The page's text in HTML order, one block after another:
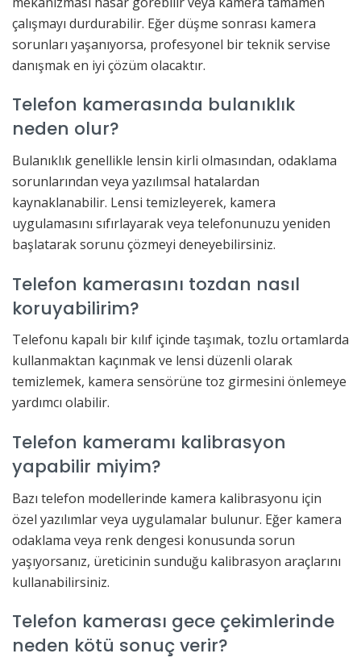
çalışmayı durdurabilir. Eğer düşme sonrası kamera
sorunları yaşanıyorsa, profesyonel bir teknik servise
danışmak en iyi çözüm olacaktır.
Telefon kamerasında bulanıklık
neden olur?
Bulanıklık genellikle lensin kirli olmasından, odaklama
sorunlarından veya yazılımsal hatalardan
kaynaklanabilir. Lensi temizleyerek, kamera
uygulamasını sıfırlayarak veya telefonunuzu yeniden
başlatarak sorunu çözmeyi deneyebilirsiniz.
Telefon kamerasını tozdan nasıl
koruyabilirim?
Telefonu kapalı bir kılıf içinde taşımak, tozlu ortamlarda
kullanmaktan kaçınmak ve lensi düzenli olarak
temizlemek, kamera sensörüne toz girmesini önlemeye
yardımcı olabilir.
Telefon kameramı kalibrasyon
yapabilir miyim?
Bazı telefon modellerinde kamera kalibrasyonu için
özel yazılımlar veya uygulamalar bulunur. Eğer kamera
odaklama veya renk dengesi konusunda sorun
yaşıyorsanız, üreticinin sunduğu kalibrasyon araçlarını
kullanabilirsiniz.
Telefon kamerası gece çekimlerinde
neden kötü sonuç verir?